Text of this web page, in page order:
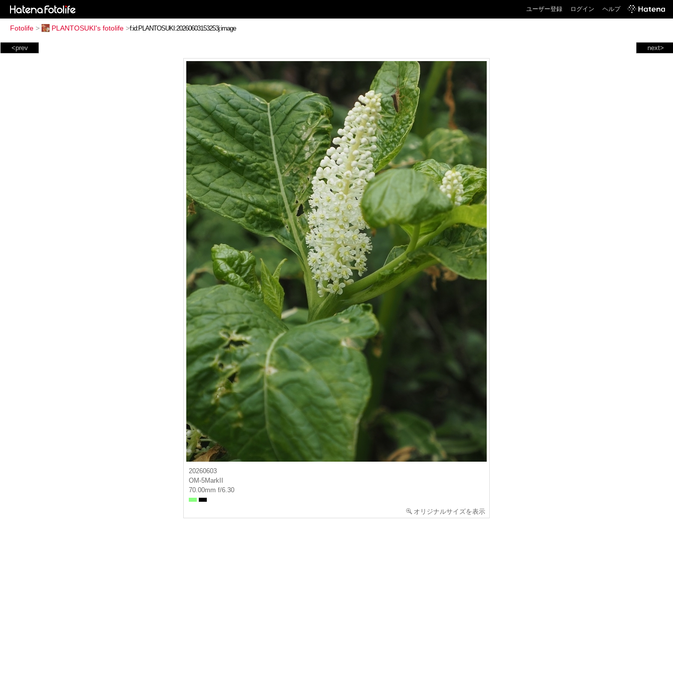
ユーザー登録 ログイン ヘルプ
Fotolife > PLANTOSUKI's fotolife >
next>
<prev
20260603
OM-5MarkII
70.00mm f/6.30
オリジナルサイズを表示